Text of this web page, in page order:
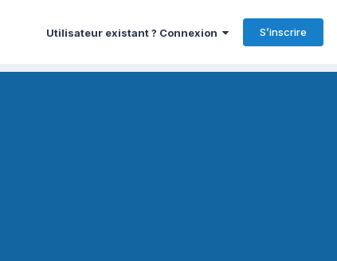
Utilisateur existant ? Connexion S’inscrire